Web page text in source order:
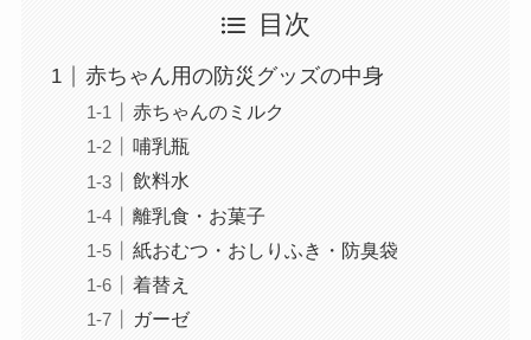
目次
赤ちゃん用の防災グッズの中身
赤ちゃんのミルク
哺乳瓶
飲料水
離乳食・お菓子
紙おむつ・おしりふき・防臭袋
着替え
ガーゼ